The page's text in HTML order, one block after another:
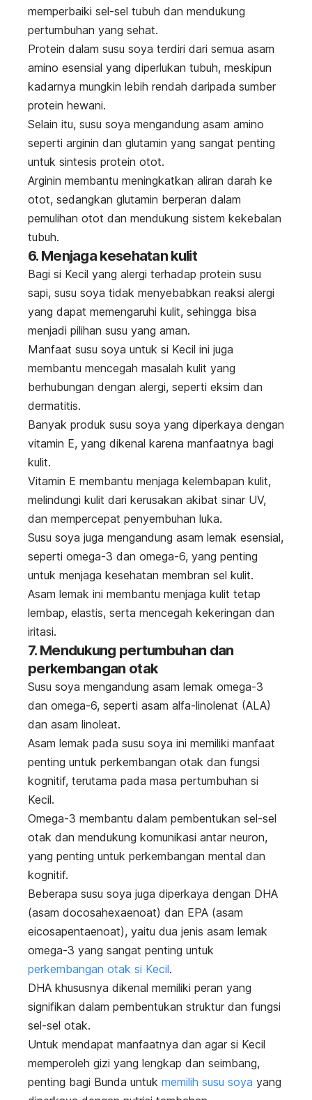
memperbaiki sel-sel tubuh dan mendukung
pertumbuhan yang sehat.
Protein dalam susu soya terdiri dari semua asam
amino esensial yang diperlukan tubuh, meskipun
kadarnya mungkin lebih rendah daripada sumber
protein hewani.
Selain itu, susu soya mengandung asam amino
seperti arginin dan glutamin yang sangat penting
untuk sintesis protein otot.
Arginin membantu meningkatkan aliran darah ke
otot, sedangkan glutamin berperan dalam
pemulihan otot dan mendukung sistem kekebalan
tubuh.
6. Menjaga kesehatan kulit
Bagi si Kecil yang alergi terhadap protein susu
sapi, susu soya tidak menyebabkan reaksi alergi
yang dapat memengaruhi kulit, sehingga bisa
menjadi pilihan susu yang aman.
Manfaat susu soya untuk si Kecil ini juga
membantu mencegah masalah kulit yang
berhubungan dengan alergi, seperti eksim dan
dermatitis.
Banyak produk susu soya yang diperkaya dengan
vitamin E, yang dikenal karena manfaatnya bagi
kulit.
Vitamin E membantu menjaga kelembapan kulit,
melindungi kulit dari kerusakan akibat sinar UV,
dan mempercepat penyembuhan luka.
Susu soya juga mengandung asam lemak esensial,
seperti omega-3 dan omega-6, yang penting
untuk menjaga kesehatan membran sel kulit.
Asam lemak ini membantu menjaga kulit tetap
lembap, elastis, serta mencegah kekeringan dan
iritasi.
7. Mendukung pertumbuhan dan
perkembangan otak
Susu soya mengandung asam lemak omega-3
dan omega-6, seperti asam alfa-linolenat (ALA)
dan asam linoleat.
Asam lemak pada susu soya ini memiliki manfaat
penting untuk perkembangan otak dan fungsi
kognitif, terutama pada masa pertumbuhan si
Kecil.
Omega-3 membantu dalam pembentukan sel-sel
otak dan mendukung komunikasi antar neuron,
yang penting untuk perkembangan mental dan
kognitif.
Beberapa susu soya juga diperkaya dengan DHA
(asam docosahexaenoat) dan EPA (asam
eicosapentaenoat), yaitu dua jenis asam lemak
omega-3 yang sangat penting untuk
perkembangan otak si Kecil.
DHA khususnya dikenal memiliki peran yang
signifikan dalam pembentukan struktur dan fungsi
sel-sel otak.
Untuk mendapat manfaatnya dan agar si Kecil
memperoleh gizi yang lengkap dan seimbang,
penting bagi Bunda untuk memilih susu soya yang